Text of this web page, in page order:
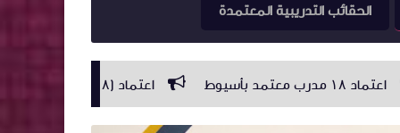
الحقائب التدريبية المعتمدة
اعتماد (١٨) مدرب متقدم بمحافظة اسيوط